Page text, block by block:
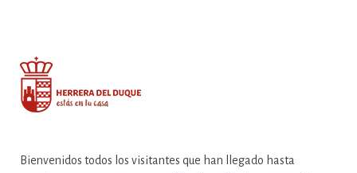
Bienvenidos todos los visitantes que han llegado hasta